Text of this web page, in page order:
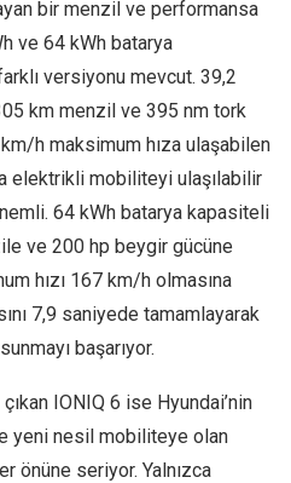
bir menzil ve performansa
ve 64 kWh batarya
versiyonu mevcut. 39,2
km menzil ve 395 nm tork
h maksimum hıza ulaşabilen
elektrikli mobiliteyi ulaşılabilir
64 kWh batarya kapasiteli
ve 200 hp beygir gücüne
hızı 167 km/h olmasına
7,9 saniyede tamamlayarak
başarıyor.
IONIQ 6 ise Hyundai’nin
yeni nesil mobiliteye olan
önüne seriyor. Yalnızca